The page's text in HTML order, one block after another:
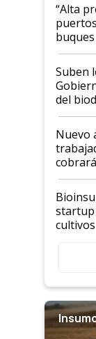
“Alta
la
Suben
del
Nuevo
startup
cultivos